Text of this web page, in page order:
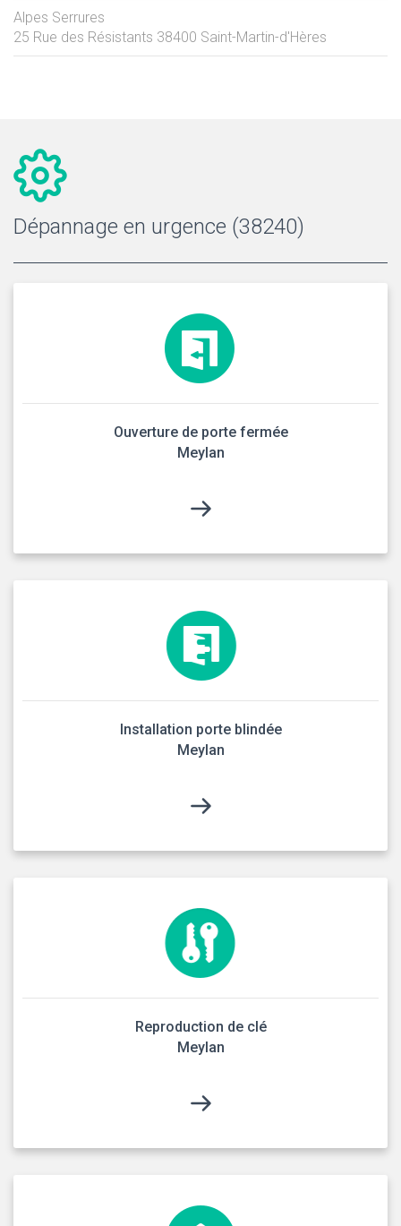
Alpes Serrures
25 Rue des Résistants 38400 Saint-Martin-d'Hères
Dépannage en urgence (38240)
Ouverture de porte fermée
Meylan
Installation porte blindée
Meylan
Reproduction de clé
Meylan